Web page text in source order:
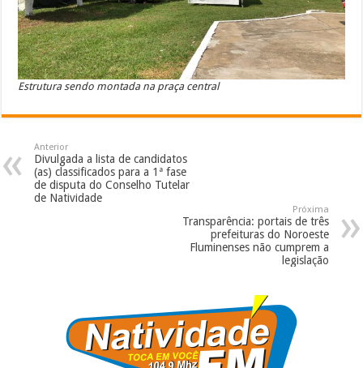
Estrutura sendo montada na praça central
Anterior
Divulgada a lista de candidatos
(as) classificados para a 1ª fase
de disputa do Conselho Tutelar
de Natividade
Próxima
Transparência: portais de três
prefeituras do Noroeste
Fluminenses não cumprem a
legislação